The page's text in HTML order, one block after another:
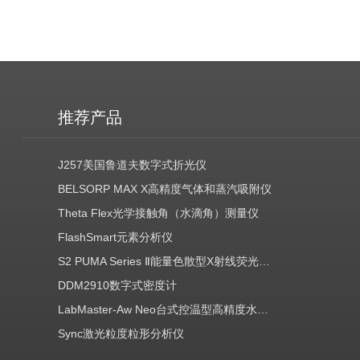
推荐产品
J257美国鲁道夫数字式折光仪
BELSORP MAX X高精度气体和蒸汽吸附仪
Theta Flex光学接触角（水滴角）测量仪
FlashSmart元素分析仪
DDM2910数字式密度计
Sync激光粒度粒形分析仪